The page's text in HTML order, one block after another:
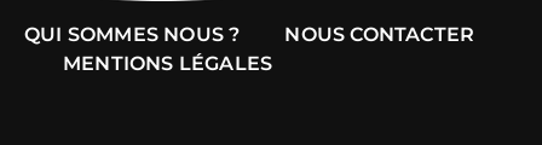
QUI SOMMES NOUS ?
NOUS CONTACTER
MENTIONS LÉGALES